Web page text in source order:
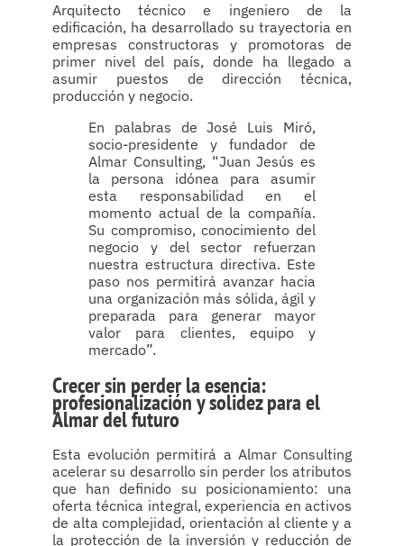
Arquitecto técnico e ingeniero de la
edificación, ha desarrollado su trayectoria en
empresas constructoras y promotoras de
primer nivel del país, donde ha llegado a
asumir puestos de dirección técnica,
producción y negocio.
En palabras de José Luis Miró,
socio-presidente y fundador de
Almar Consulting, “Juan Jesús es
la persona idónea para asumir
esta responsabilidad en el
momento actual de la compañía.
Su compromiso, conocimiento del
negocio y del sector refuerzan
nuestra estructura directiva. Este
paso nos permitirá avanzar hacia
una organización más sólida, ágil y
preparada para generar mayor
valor para clientes, equipo y
mercado”.
Crecer sin perder la esencia:
profesionalización y solidez para el
Almar del futuro
Esta evolución permitirá a Almar Consulting
acelerar su desarrollo sin perder los atributos
que han definido su posicionamiento: una
oferta técnica integral, experiencia en activos
de alta complejidad, orientación al cliente y a
la protección de la inversión y reducción de